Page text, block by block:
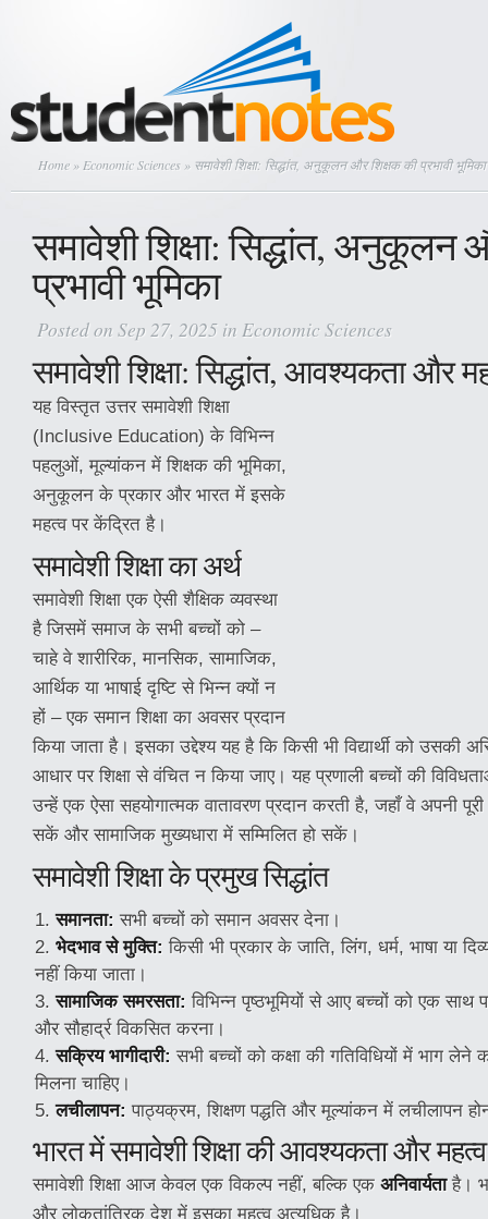
Home » Economic Sciences » समावेशी शिक्षा: सिद्धांत, अनुकूलन और शिक्षक की प्रभावी भूमिका
समावेशी शिक्षा: सिद्धांत, अनुकूलन
प्रभावी भूमिका
Posted on Sep 27, 2025 in Economic Sciences
समावेशी शिक्षा: सिद्धांत, आवश्यकता और
यह विस्तृत उत्तर समावेशी शिक्षा
(Inclusive Education) के विभिन्न
पहलुओं, मूल्यांकन में शिक्षक की भूमिका,
अनुकूलन के प्रकार और भारत में इसके
महत्व पर केंद्रित है।
समावेशीशिक्षा का अर्थ
समावेशी शिक्षा एक ऐसी शैक्षिक व्यवस्था
है जिसमें समाज के सभी बच्चों को –
चाहे वे शारीरिक, मानसिक, सामाजिक,
आर्थिक या भाषाई दृष्टि से भिन्न क्यों न
हों – एक समान शिक्षा का अवसर प्रदान
किया जाता है। इसका उद्देश्य यह है कि किसी भी विद्यार्थी को उसकी
आधार पर शिक्षा से वंचित न किया जाए। यह प्रणाली बच्चों की
उन्हें एक ऐसा सहयोगात्मक वातावरण प्रदान करती है, जहाँ वे अपनी
सकें और सामाजिक मुख्यधारा में सम्मिलित हो सकें।
समावेशी शिक्षा के प्रमुख सिद्धांत
समानता: सभी बच्चों को समान अवसर देना।
भेदभाव से मुक्ति: किसी भी प्रकार के जाति, लिंग, धर्म, भाषा या
नहीं किया जाता।
सामाजिक समरसता: विभिन्न पृष्ठभूमियों से आए बच्चों को एक
और सौहार्द्र विकसित करना।
सक्रिय भागीदारी: सभी बच्चों को कक्षा की गतिविधियों में भाग
मिलना चाहिए।
लचीलापन: पाठ्यक्रम, शिक्षण पद्धति और मूल्यांकन में लचीलापन
भारत में समावेशी शिक्षा की आवश्यकता और महत्व
समावेशी शिक्षा आज केवल एक विकल्प नहीं, बल्कि एक अनिवार्यताहै।
और लोकतांत्रिक देश में इसका महत्व अत्यधिक है।